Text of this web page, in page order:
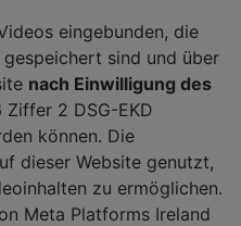
eingebunden, die
sind und über
nach Einwilligung des
Ziffer 2 DSG-EKD
können. Die
dieser Website genutzt,
zu ermöglichen.
Meta Platforms Ireland